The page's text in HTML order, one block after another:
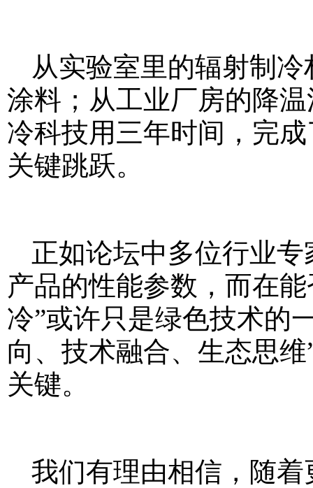
从实验室里的辐射制
涂料；从工业厂房的降
冷科技用三年时间，完
关键跳跃。
正如论坛中多位行业
产品的性能参数，而在
冷”或许只是绿色技术的
向、技术融合、生态思
关键。
我们有理由相信，随